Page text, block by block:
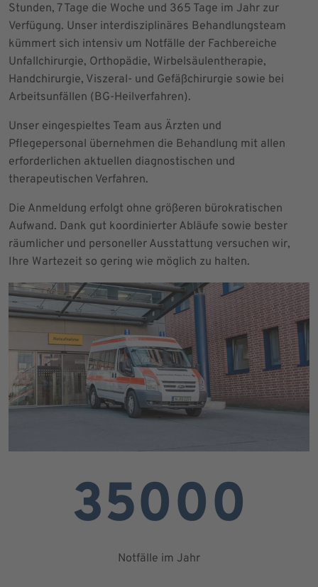
Stunden, 7 Tage die Woche und 365 Tage im Jahr zur
Verfügung. Unser interdisziplinäres Behandlungsteam
kümmert sich intensiv um Notfälle der Fachbereiche
Unfallchirurgie, Orthopädie, Wirbelsäulentherapie,
Handchirurgie, Viszeral- und Gefäßchirurgie sowie bei
Arbeitsunfällen (BG-Heilverfahren).
Unser eingespieltes Team aus Ärzten und
Pflegepersonal übernehmen die Behandlung mit allen
erforderlichen aktuellen diagnostischen und
therapeutischen Verfahren.
Die Anmeldung erfolgt ohne größeren bürokratischen
Aufwand. Dank gut koordinierter Abläufe sowie bester
räumlicher und personeller Ausstattung versuchen wir,
Ihre Wartezeit so gering wie möglich zu halten.
35000
Notfälle im Jahr